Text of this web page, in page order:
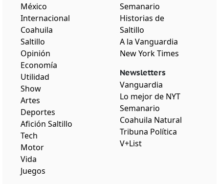
México
Internacional
Coahuila
Saltillo
Opinión
Economía
Utilidad
Show
Artes
Deportes
Afición Saltillo
Tech
Motor
Vida
Juegos
Semanario
Historias de
Saltillo
A la Vanguardia
New York Times
Newsletters
Vanguardia
Lo mejor de NYT
Semanario
Coahuila Natural
Tribuna Política
V+List